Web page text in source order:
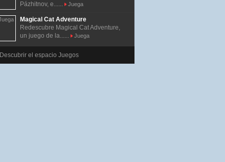
Pázhitnov, e......
Juega
Magical Cat Adventure
Redescubre Magical Cat Adventure,
un juego de la......
Juega
Descubrir el espacio Juegos